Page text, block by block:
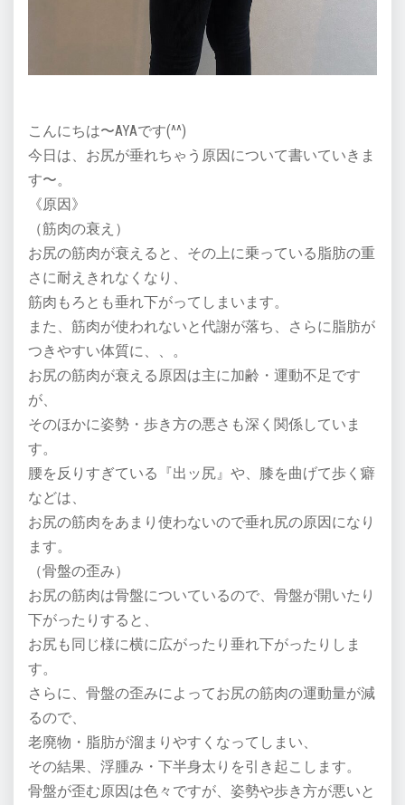
こんにちは〜AYAです(^^)
今日は、お尻が垂れちゃう原因について書いていきま
す〜。
《原因》
（筋肉の衰え）
お尻の筋肉が衰えると、その上に乗っている脂肪の重
さに耐えきれなくなり、
筋肉もろとも垂れ下がってしまいます。
また、筋肉が使われないと代謝が落ち、さらに脂肪が
つきやすい体質に、、。
お尻の筋肉が衰える原因は主に加齢・運動不足です
が、
そのほかに姿勢・歩き方の悪さも深く関係していま
す。
腰を反りすぎている『出ッ尻』や、膝を曲げて歩く癖
などは、
お尻の筋肉をあまり使わないので垂れ尻の原因になり
ます。
（骨盤の歪み）
お尻の筋肉は骨盤についているので、骨盤が開いたり
下がったりすると、
お尻も同じ様に横に広がったり垂れ下がったりしま
す。
さらに、骨盤の歪みによってお尻の筋肉の運動量が減
るので、
老廃物・脂肪が溜まりやすくなってしまい、
その結果、浮腫み・下半身太りを引き起こします。
骨盤が歪む原因は色々ですが、姿勢や歩き方が悪いと